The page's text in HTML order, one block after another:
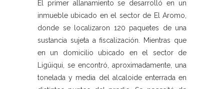
El primer allanamiento se desarrolló en un
inmueble ubicado en el sector de El Aromo,
donde se localizaron 120 paquetes de una
sustancia sujeta a fiscalización. Mientras que
en un domicilio ubicado en el sector de
Ligüiqui, se encontró, aproximadamente, una
tonelada y media del alcaloide enterrada en